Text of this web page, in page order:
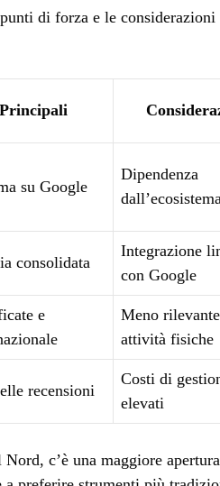
di forza e le
su Google
Dipendenza
consolidata
Integrazione
con Google
e
Meno
attività fisiche
recensioni
Costi di
elevati
c’è una maggiore